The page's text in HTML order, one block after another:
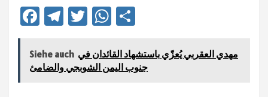
Fa
b
o
Te
gr
a
T
tt
er
W
at
sA
n
Siehe auch مهدي العقربي يُعزّي باستشهاد القائدان في
جنوب اليمن الشوبجي والضامئ